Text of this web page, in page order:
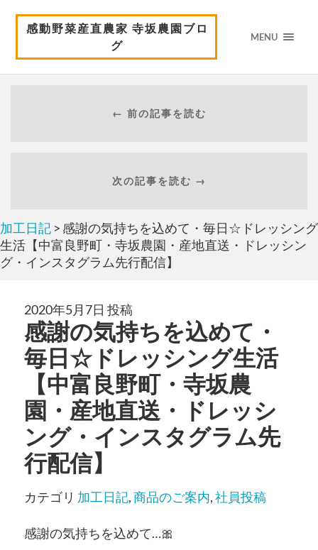
感動野菜産直農家 寺坂農園ブロ
グ
MENU
← 前の記事を読む
次の記事を読む →
加工日記 > 感謝の気持ちを込めて・毎日☆ドレッシング
生活【中富良野町・寺坂農園・産地直送・ドレッシン
グ・インスタグラム先行配信】
2020年5月7日 投稿
感謝の気持ちを込めて・
毎日☆ドレッシング生活
【中富良野町・寺坂農
園・産地直送・ドレッシ
ング・インスタグラム先
行配信】
カテゴリ 加工日記,商品のご案内,社員投稿
感謝の気持ちを込めて…🎀